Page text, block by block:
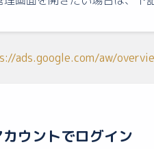
ads.google.com/aw/
ウントでログイン